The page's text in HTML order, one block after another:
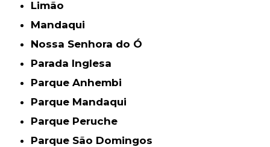
Limão
Mandaqui
Nossa Senhora do Ó
Parada Inglesa
Parque Anhembi
Parque Mandaqui
Parque Peruche
Parque São Domingos